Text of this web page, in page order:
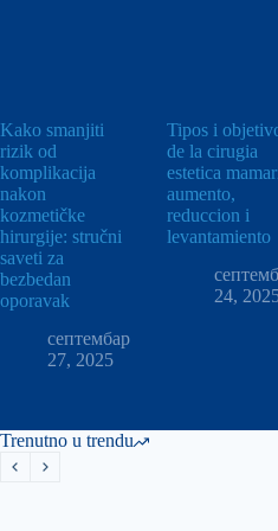
Kako smanjiti
rizik od
komplikacija
nakon
kozmetičke
hirurgije: stručni
saveti za
bezbedan
oporavak
септембар
27, 2025
Tipos i
de la cirugia
estetica
aumento,
reduccion i
levantamiento
24,
Trenutno u trendu